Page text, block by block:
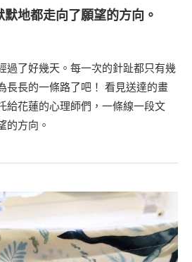
地都走向了願望的方向。
過了好幾天。每一次的針趾都只有幾
長長的一條路了吧！ 看見送達的畫
給花蓮的心理師們，一條線一段文
的方向。